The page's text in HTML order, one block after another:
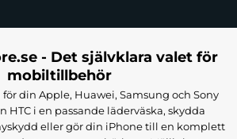
- Det självklara valet för
mobiltillbehör
din Apple, Huawei, Samsung och Sony
HTC i en passande läderväska, skydda
eller gör din iPhone till en komplett